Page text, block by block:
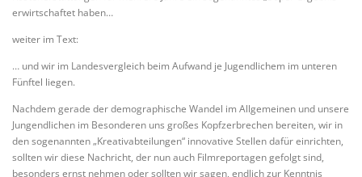
erwirtschaftet haben…
weiter im Text:
… und wir im Landesvergleich beim Aufwand je Jugendlichem im unteren
Fünftel liegen.
Nachdem gerade der demographische Wandel im Allgemeinen und unsere
Jungendlichen im Besonderen uns großes Kopfzerbrechen bereiten, wir in
den sogenannten „Kreativabteilungen“ innovative Stellen dafür einrichten,
sollten wir diese Nachricht, der nun auch Filmreportagen gefolgt sind,
besonders ernst nehmen oder sollten wir sagen, endlich zur Kenntnis